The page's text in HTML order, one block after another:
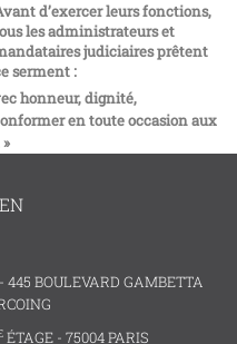
d’exercer leurs fonctions,
les administrateurs et
judiciaires prêtent
serment :
honneur, dignité,
en toute occasion aux
445 BOULEVARD GAMBETTA
ÉTAGE - 75004 PARIS